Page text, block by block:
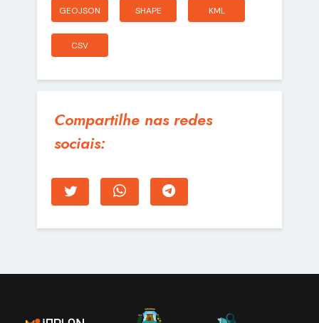
GEOJSON SHAPE KML
CSV
Compartilhe nas redes
sociais: